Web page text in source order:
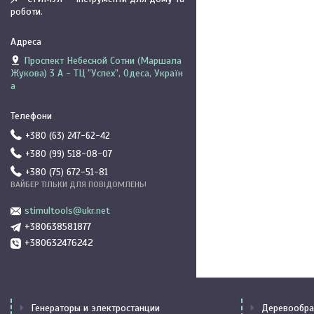
роботи.
Проспект Небесной Сотни (Маршала
Жукова) 3 А - ТЦ "Успех", Одеса, Україн
а
+380 (63) 247-62-42
+380 (99) 518-08-07
+380 (75) 672-51-81
ВАЙБЕР ТІЛЬКИ ДЛЯ ПОВІДОМЛЕНЬ!
stimultools@ukr.net
+380638581877
+380632476242
Генераторы и электростанции